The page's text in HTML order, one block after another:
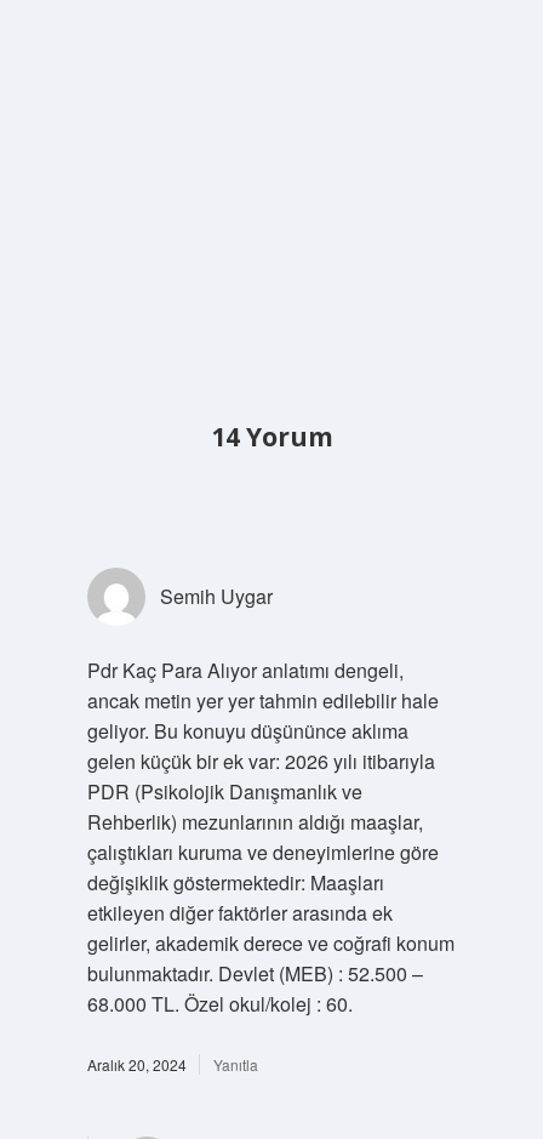
14 Yorum
Semih Uygar
Pdr Kaç Para Alıyor anlatımı dengeli,
ancak metin yer yer tahmin edilebilir hale
geliyor. Bu konuyu düşününce aklıma
gelen küçük bir ek var: 2026 yılı itibarıyla
PDR (Psikolojik Danışmanlık ve
Rehberlik) mezunlarının aldığı maaşlar,
çalıştıkları kuruma ve deneyimlerine göre
değişiklik göstermektedir: Maaşları
etkileyen diğer faktörler arasında ek
gelirler, akademik derece ve coğrafi konum
bulunmaktadır. Devlet (MEB) : 52.500 –
68.000 TL. Özel okul/kolej : 60.
Aralık 20, 2024 Yanıtla